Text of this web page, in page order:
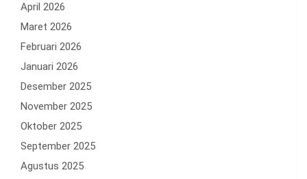
April 2026
Maret 2026
Februari 2026
Januari 2026
Desember 2025
November 2025
Oktober 2025
September 2025
Agustus 2025